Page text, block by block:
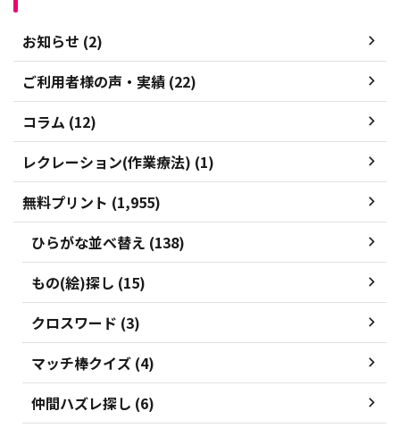
お知らせ (2)
ご利用者様の声・実績 (22)
コラム (12)
レクレーション(作業療法) (1)
無料プリント (1,955)
ひらがな並べ替え (138)
もの(絵)探し (15)
クロスワード (3)
マッチ棒クイズ (4)
仲間ハズレ探し (6)